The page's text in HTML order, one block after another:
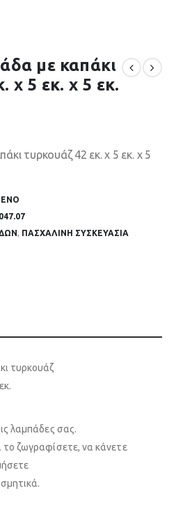
με καπάκι
x 5 εκ. x 5 εκ.
τυρκουάζ 42 εκ. x 5 εκ. x 5
, ΠΑΣΧΑΛΙΝΗ ΣΥΣΚΕΥΑΣΙΑ
τυρκουάζ
λαμπάδες σας.
ζωγραφίσετε, να κάνετε